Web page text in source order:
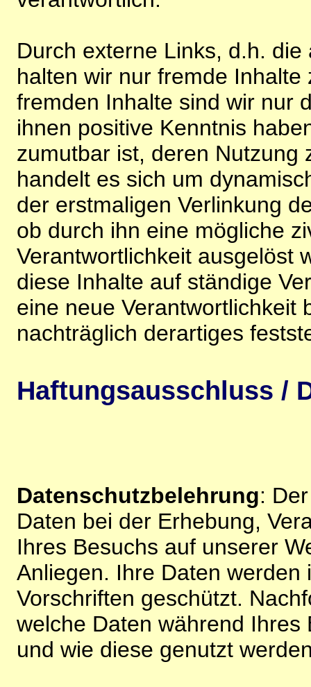
Durch externe Links, d.h.
halten wir nur fremde
fremden Inhalte sind wir nur
ihnen positive Kenntnis
zumutbar ist, deren Nutzung
handelt es sich um
der erstmaligen Verlinkung
ob durch ihn eine mögliche
Verantwortlichkeit ausgelöst
diese Inhalte auf ständige
eine neue Verantwortlichkeit
nachträglich derartiges
Haftungsausschluss /
Datenschutzbelehrung:
Daten bei der Erhebung,
Ihres Besuchs auf unserer
Anliegen. Ihre Daten
Vorschriften geschützt.
welche Daten während
und wie diese genutzt